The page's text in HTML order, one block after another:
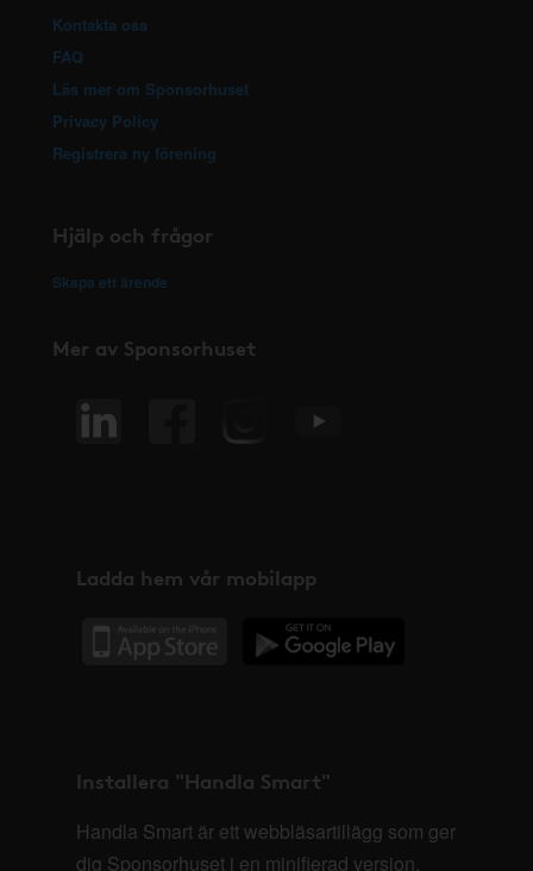
Kontakta oss
FAQ
Läs mer om Sponsorhuset
Privacy Policy
Registrera ny förening
Hjälp och frågor
Skapa ett ärende
Mer av Sponsorhuset
Ladda hem vår mobilapp
Installera "Handla Smart"
Handla Smart är ett webbläsartillägg som ger
dig Sponsorhuset i en minifierad version,